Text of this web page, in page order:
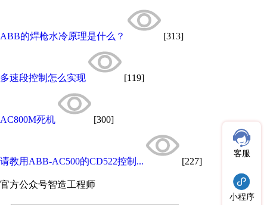
ABB的焊枪水冷原理是什么？ [313]
多速段控制怎么实现 [119]
AC800M死机 [300]
请教用ABB-AC500的CD522控制... [227]
官方公众号智造工程师
客服
小程序